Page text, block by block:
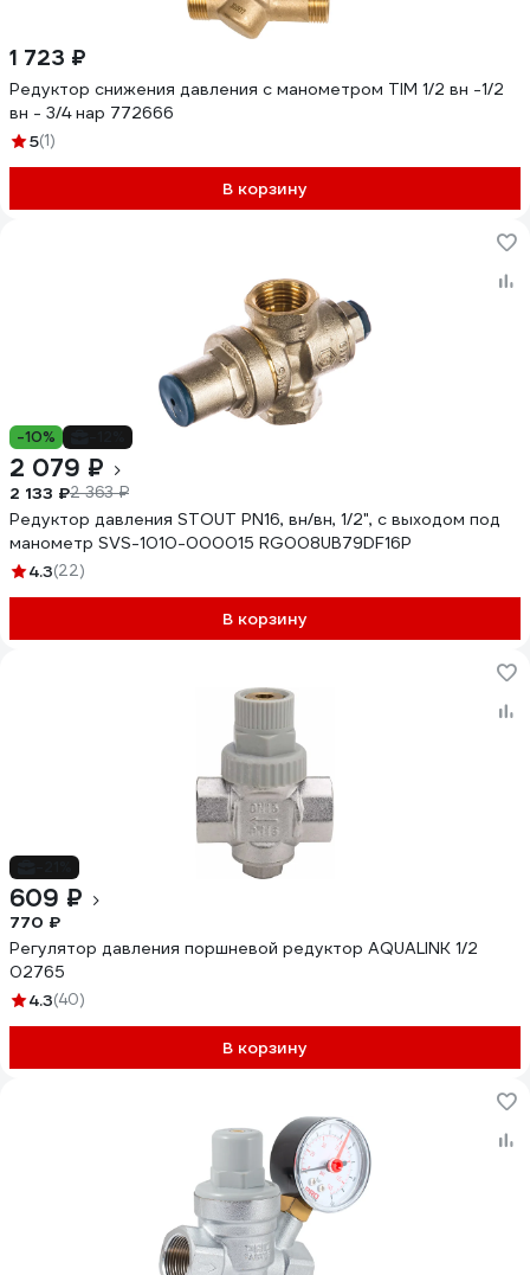
1 723 ₽
Редуктор снижения давления с манометром TIM 1/2 вн -1/2
вн - 3/4 нар 772666
5(1)
В корзину
-10%
2 079 ₽
2 133 ₽2 363 ₽
Редуктор давления STOUT PN16, вн/вн, 1/2", с выходом под
манометр SVS-1010-000015 RG008UB79DF16P
4.3(22)
В корзину
609 ₽
770 ₽
Регулятор давления поршневой редуктор AQUALINK 1/2
02765
4.3(40)
В корзину